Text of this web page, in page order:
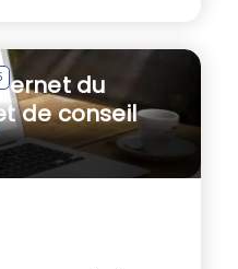
du
de conseil